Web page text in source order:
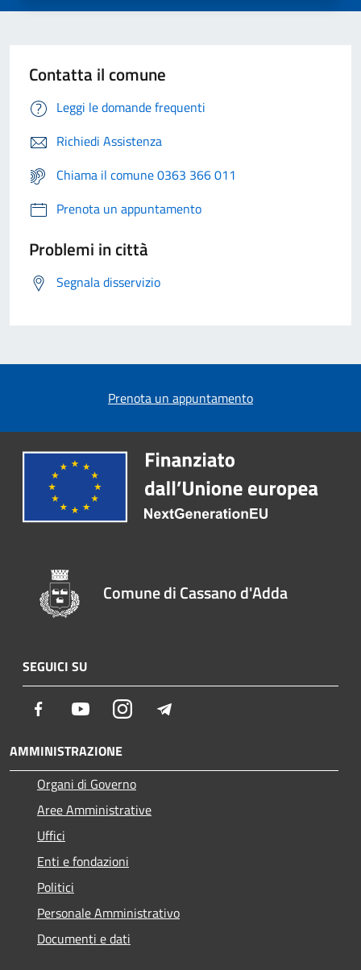
Contatta il comune
Leggi le domande frequenti
Richiedi Assistenza
Chiama il comune 0363 366 011
Prenota un appuntamento
Problemi in città
Segnala disservizio
Prenota un appuntamento
Comune di Cassano d'Adda
SEGUICI SU
Facebook YoutubeInstagram
AMMINISTRAZIONE
Organi di Governo
Aree Amministrative
Uffici
Enti e fondazioni
Politici
Personale Amministrativo
Documenti e dati